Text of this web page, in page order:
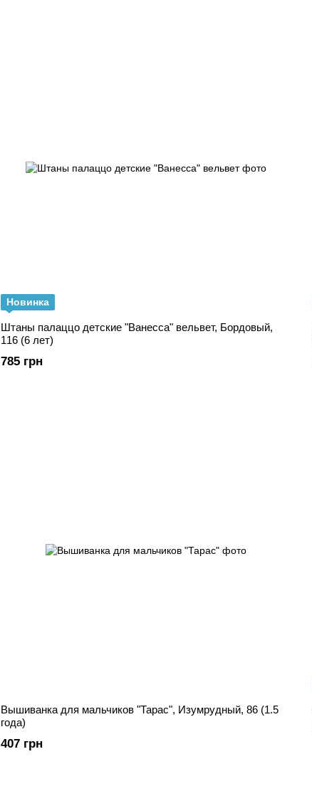
Новинка
Штаны палаццо детские "Ванесса" вельвет, Бордовый,
116 (6 лет)
785 грн
Вышиванка для мальчиков "Тарас", Изумрудный, 86 (1.5
года)
407 грн